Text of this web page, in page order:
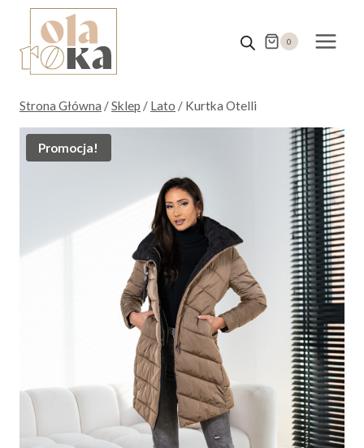
Przejdź
treści
0
Strona Główna /Sklep / Lato / Kurtka Otelli
Promocja!